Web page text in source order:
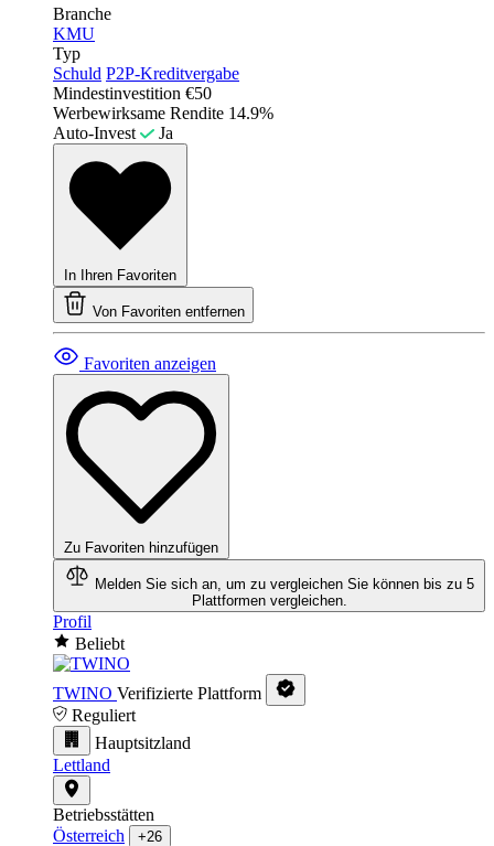
Branche
KMU
Typ
Schuld P2P-Kreditvergabe
Mindestinvestition €50
Werbewirksame Rendite 14.9%
Auto-Invest
Ja
In Ihren Favoriten
Von Favoriten entfernen
Favoriten anzeigen
Zu Favoriten hinzufügen
Melden Sie sich an, um zu vergleichen Sie können bis zu 5
Plattformen vergleichen.
Profil
Beliebt
TWINO Verifizierte Plattform
Reguliert
Hauptsitzland
Lettland
Betriebsstätten
Österreich
+26